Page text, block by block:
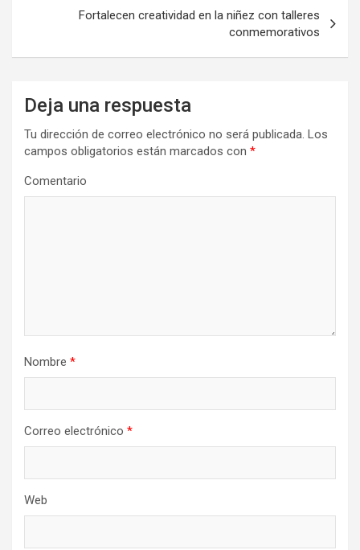
Fortalecen creatividad en la niñez con talleres
conmemorativos
Deja una respuesta
Tu dirección de correo electrónico no será publicada. Los
campos obligatorios están marcados con *
Comentario
Nombre *
Correo electrónico *
Web